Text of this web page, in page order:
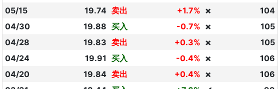
05/15
19.74 卖出 +1.7% ❌
104
04/30
19.88 买入 -0.7% ❌
105
04/28
19.83 卖出 +0.3% ❌
105
04/24
19.91 买入 -0.4% ❌
106
04/20
19.84 卖出 +0.4% ❌
106